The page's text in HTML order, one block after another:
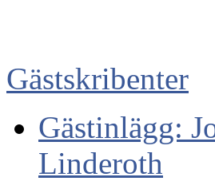
Gästskribenter
Gästinlägg:
Linderoth